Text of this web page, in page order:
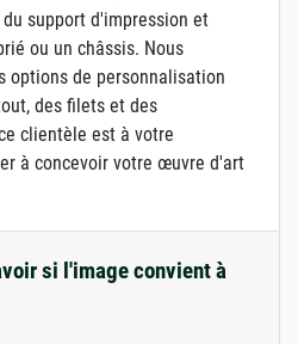
support d'impression et
ou un châssis. Nous
options de personnalisation
des filets et des
clientèle est à votre
à concevoir votre œuvre d'art
si l'image convient à